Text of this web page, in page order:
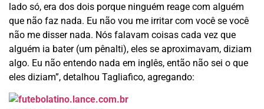
lado só, era dos dois porque ninguém reage com alguém
que não faz nada. Eu não vou me irritar com você se você
não me disser nada. Nós falavam coisas cada vez que
alguém ia bater (um pênalti), eles se aproximavam, diziam
algo. Eu não entendo nada em inglês, então não sei o que
eles diziam”, detalhou Tagliafico, agregando: